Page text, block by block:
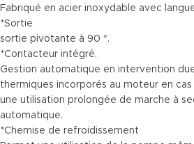
Fabriqué en acier inoxydable avec
*Sortie
sortie pivotante à 90 °.
*Contacteur intégré.
Gestion automatique en intervention
thermiques incorporés au moteur en
une utilisation prolongée de marche à
automatique.
*Chemise de refroidissement